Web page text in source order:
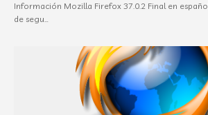
Información Mozilla Firefox 37.0.2 Final en
de segu…